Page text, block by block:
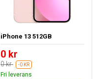
iPhone 13 512GB
0 kr
0 kr -0 KR
Fri leverans